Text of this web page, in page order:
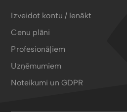
Izveidot kontu / Ienākt
Cenu plāni
Profesionāļiem
Uzņēmumiem
Noteikumi un GDPR